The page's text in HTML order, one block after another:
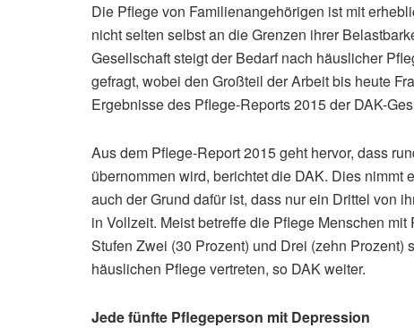
Die Pflege von Familienangehörigen ist mit
nicht selten selbst an die Grenzen ihrer
Gesellschaft steigt der Bedarf nach häuslicher
gefragt, wobei den Großteil der Arbeit bis heute
Ergebnisse des Pflege-Reports 2015 der DAK-
Aus dem Pflege-Report 2015 geht hervor, dass
übernommen wird, berichtet die DAK. Dies
auch der Grund dafür ist, dass nur ein Drittel von
in Vollzeit. Meist betreffe die Pflege Menschen
Stufen Zwei (30 Prozent) und Drei (zehn
häuslichen Pflege vertreten, so DAK weiter.
Jede fünfte Pflegeperson mit Depression